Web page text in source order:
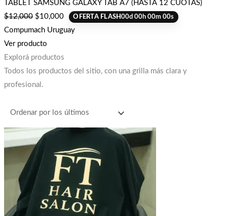
TABLET SAMSUNG GALAXY TAB A7 (HASTA 12 CUOTAS)
$12,000 $10,000 OFERTA FLASH00d00h00m00s
Compumach Uruguay
Ver producto
Explorá productos
Todos los productos del sitio, con una grilla más clara y
profesional.